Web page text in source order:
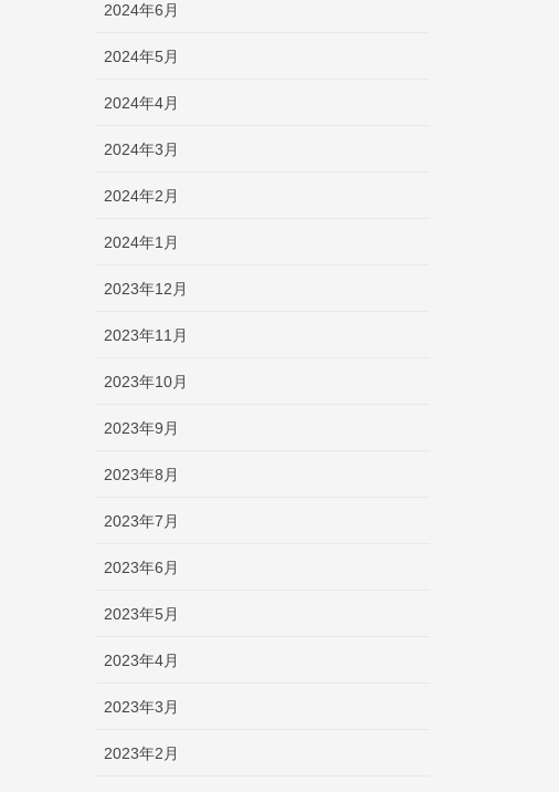
2024年6月
2024年5月
2024年4月
2024年3月
2024年2月
2024年1月
2023年12月
2023年11月
2023年10月
2023年9月
2023年8月
2023年7月
2023年6月
2023年5月
2023年4月
2023年3月
2023年2月